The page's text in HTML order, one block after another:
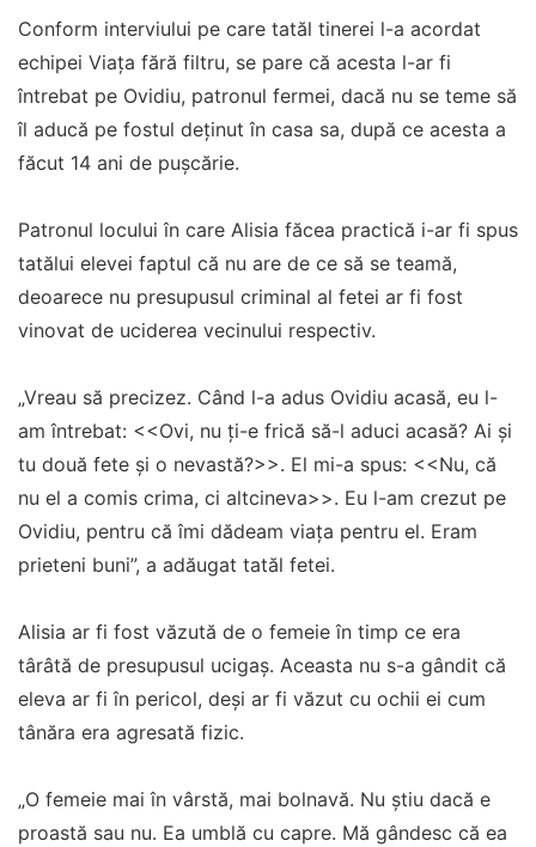
Conform interviului pe care tatăl tinerei l-a acordat
echipei Viața fără filtru, se pare că acesta l-ar fi
întrebat pe Ovidiu, patronul fermei, dacă nu se teme să
îl aducă pe fostul deținut în casa sa, după ce acesta a
făcut 14 ani de pușcărie.
Patronul locului în care Alisia făcea practică i-ar fi spus
tatălui elevei faptul că nu are de ce să se teamă,
deoarece nu presupusul criminal al fetei ar fi fost
vinovat de uciderea vecinului respectiv.
„Vreau să precizez. Când l-a adus Ovidiu acasă, eu l-
am întrebat: <<Ovi, nu ți-e frică să-l aduci acasă? Ai și
tu două fete și o nevastă?>>. El mi-a spus: <<Nu, că
nu el a comis crima, ci altcineva>>. Eu l-am crezut pe
Ovidiu, pentru că îmi dădeam viața pentru el. Eram
prieteni buni”, a adăugat tatăl fetei.
Alisia ar fi fost văzută de o femeie în timp ce era
târâtă de presupusul ucigaș. Aceasta nu s-a gândit că
eleva ar fi în pericol, deși ar fi văzut cu ochii ei cum
tânăra era agresată fizic.
„O femeie mai în vârstă, mai bolnavă. Nu știu dacă e
proastă sau nu. Ea umblă cu capre. Mă gândesc că ea